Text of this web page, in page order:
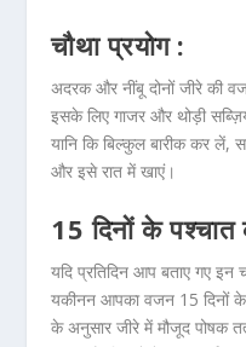
चौथा प्रयोग :
अदरक और नींबू दोनों जीरे की
इसके लिए गाजर और थोड़ी
यानि कि बिल्कुल बारीक कर लें,
और इसे रात में खाएं।
15 दिनों के
यदि प्रतिदिन आप बताए गए इन
यकीनन आपका वजन 15 दिनों के
के अनुसार जीरे में मौजूद पोषक